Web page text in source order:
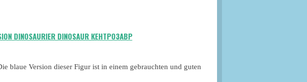
DINOSAURIER DINOSAUR КЕНТРОЗАВР
blaue Version dieser Figur ist in einem gebrauchten und guten